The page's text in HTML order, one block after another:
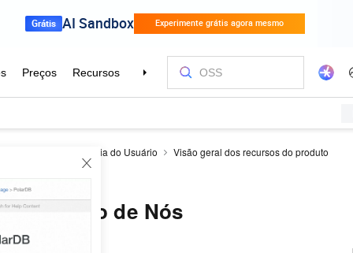
Guia do Usuário
Visão geral dos recursos do produto
Nós
de Nós